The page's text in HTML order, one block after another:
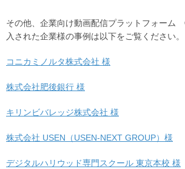
その他、企業向け動画配信プラットフォーム
入された企業様の事例は以下をご覧ください。
コニカミノルタ株式会社 様
株式会社肥後銀行 様
キリンビバレッジ株式会社 様
株式会社 USEN（USEN-NEXT GROUP）様
デジタルハリウッド専門スクール 東京本校 様